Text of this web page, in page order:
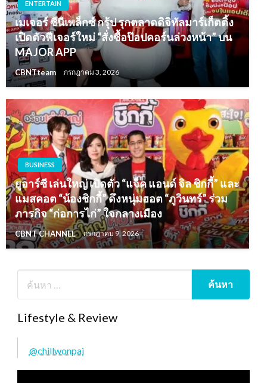
ENTERTAIN
เมเจอร์ ซีนีเพล็กซ์ กรุ้ป รุกตลาดดิจิทัลมาร์เก็ตติ้ง
เปิดตัวฟีเจอร์ใหม่ “สั่งซื้อป๊อปคอร์นล่วงหน้า” บน
MAJOR APP
CBNTteam กรกฎาคม 3, 2026
BUSINESS
ยูอาร์ซี เล่นใหญ่ เปิดตัว “แจ็ค แอนด์ จิล ชิกกี้” และ
แมสคอต “น้องชิกกี้” ดึงหนุ่มฮอต “ภูวินทร์” ร่วม
ภารกิจ “ก่อการไก่” ใจกลางเมือง
CBNT CHANNEL กรกฎาคม 9, 2026
Lifestyle & Review
@chillwonpai